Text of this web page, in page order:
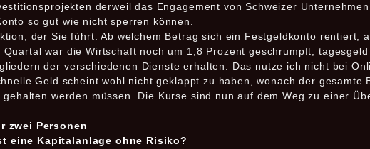
derweil das Engagement von Schweizer
so gut wie nicht sperren können.
der Sie führt. Ab welchem Betrag sich ein Festgeldkonto rentiert,
war die Wirtschaft noch um 1,8 Prozent geschrumpft,
der verschiedenen Dienste erhalten. Das nutze ich nicht bei
Geld scheint wohl nicht geklappt zu haben, wonach der gesamte
werden müssen. Die Kurse sind nun auf dem Weg zu einer
zwei Personen
eine Kapitalanlage ohne Risiko?